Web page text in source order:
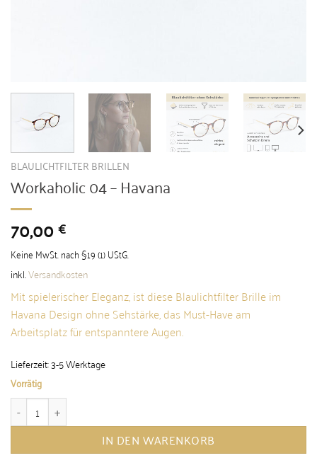
BLAULICHTFILTER BRILLEN
Workaholic 04 – Havana
70,00€
Keine MwSt. nach §19 (1) UStG.
inkl.Versandkosten
Mit spielerischer Eleganz, ist diese Blaulichtfilter Brille im
Havana Design ohne Sehstärke, das Must-Have am
Arbeitsplatz für entspanntere Augen.
Lieferzeit:3-5 Werktage
Vorrätig
IN DEN WARENKORB